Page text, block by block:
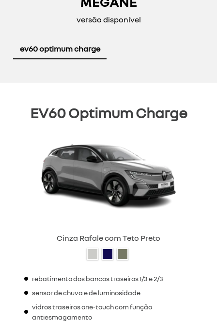
versão disponível
ev60 optimum charge
EV60 Optimum Charge
Cinza Rafale com Teto Preto
rebatimento dos bancos traseiros 1/3 e 2/3
sensor de chuva e de luminosidade
vidros traseiros one-touch com função
antiesmagamento